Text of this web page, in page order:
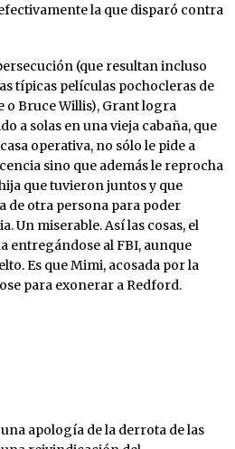
la que disparó contra
(que resultan incluso
típicas películas pochocleras de
o Bruce Willis), Grant logra
a solas en una vieja cabaña, que
operativa, no sólo le pide a
sino que además le reprocha
que tuvieron juntos y que
de otra persona para poder
Un miserable. Así las cosas, el
entregándose al FBI, aunque
Es que Mimi, acosada por la
para exonerar a Redford.
apología de la derrota de las